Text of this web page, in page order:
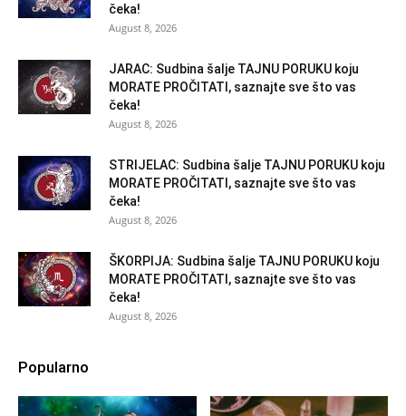
čeka!
August 8, 2026
JARAC: Sudbina šalje TAJNU PORUKU koju
MORATE PROČITATI, saznajte sve što vas
čeka!
August 8, 2026
STRIJELAC: Sudbina šalje TAJNU PORUKU koju
MORATE PROČITATI, saznajte sve što vas
čeka!
August 8, 2026
ŠKORPIJA: Sudbina šalje TAJNU PORUKU koju
MORATE PROČITATI, saznajte sve što vas
čeka!
August 8, 2026
Popularno